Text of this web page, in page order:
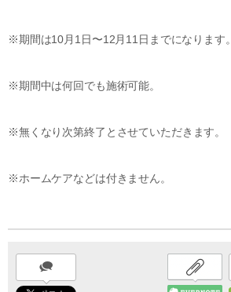
※期間は10月 1 日〜12月 11 日までになります。
※期間中は何回でも施術可能。
※無くなり次第終了とさせていただきます。
※ホームケアなどは付きません。